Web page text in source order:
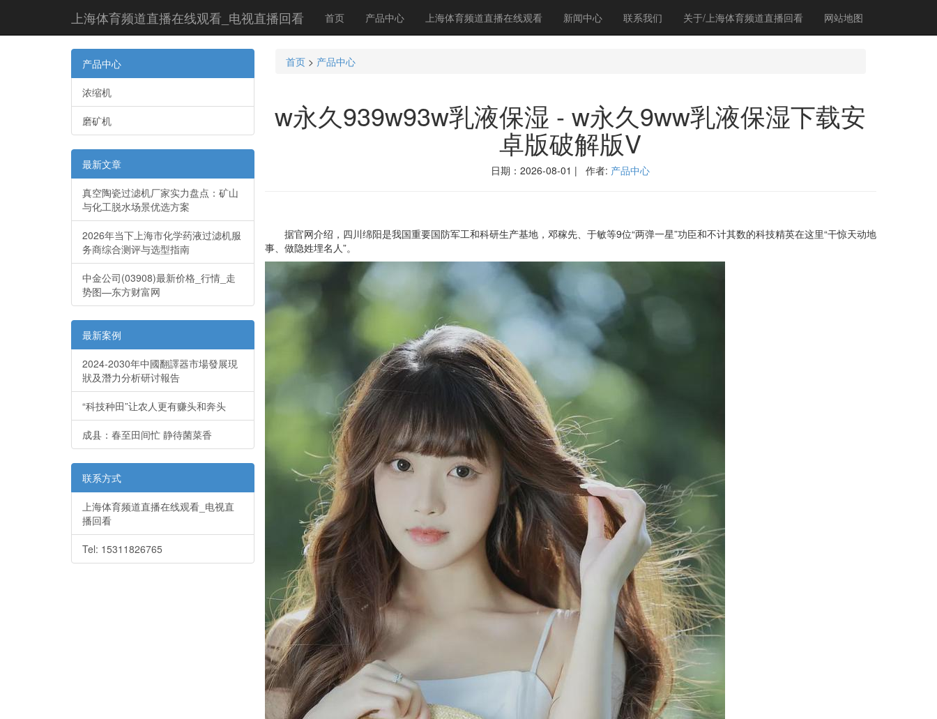
上海体育频道直播在线观看_电视直播回看 首页 产品中心 上海体育频道直播在线观看 新闻中心 联系我们 关于/上海体育频道直播回看 网站地图
产品中心
浓缩机
磨矿机
最新文章
真空陶瓷过滤机厂家实力盘点：矿山
与化工脱水场景优选方案
2026年当下上海市化学药液过滤机服
务商综合测评与选型指南
中金公司(03908)最新价格_行情_走
势图—东方财富网
最新案例
2024-2030年中國翻譯器市場發展現
狀及潛力分析研讨報告
“科技种田”让农人更有赚头和奔头
成县：春至田间忙 静待菌菜香
联系方式
上海体育频道直播在线观看_电视直
播回看
Tel: 15311826765
首页> 产品中心
w永久939w93w乳液保湿 - w永久9ww乳液保湿下载安
卓版破解版V
日期：2026-08-01 | 作者: 产品中心
据官网介绍，四川绵阳是我国重要国防军工和科研生产基地，邓稼先、于敏等9位“两弹一星”功臣和不计其数的科技精英在这里“干惊天动地
事、做隐姓埋名人”。